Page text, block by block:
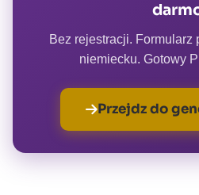
Bez rejestracji. Formularz
niemiecku. Gotowy
Przejdz do